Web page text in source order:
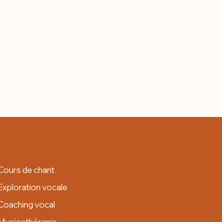
de chant
vocale
vocal